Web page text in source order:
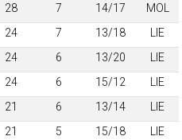
28 7 14/17
MOL
24 7 13/18 LIE
24 6 13/20
LIE
24 6 15/12
LIE
21 6 13/14
LIE
21 5 15/18
LIE